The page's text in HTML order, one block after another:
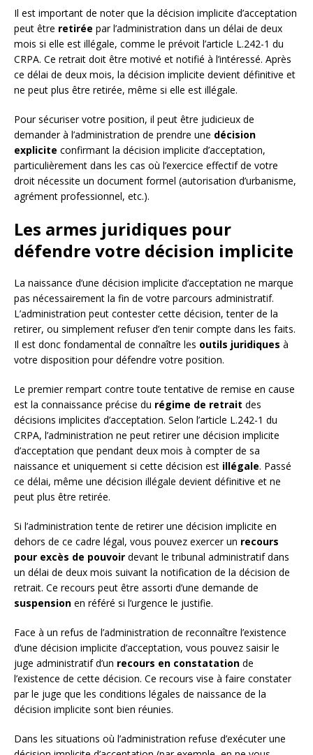
Il est important de noter que la décision implicite d’acceptation
peut être retirée par l’administration dans un délai de deux
mois si elle est illégale, comme le prévoit l’article L.242-1 du
CRPA. Ce retrait doit être motivé et notifié à l’intéressé. Après
ce délai de deux mois, la décision implicite devient définitive et
ne peut plus être retirée, même si elle est illégale.
Pour sécuriser votre position, il peut être judicieux de
demander à l’administration de prendre une décision
explicite confirmant la décision implicite d’acceptation,
particulièrement dans les cas où l’exercice effectif de votre
droit nécessite un document formel (autorisation d’urbanisme,
agrément professionnel, etc.).
Les armes juridiques pour
défendre votre décision implicite
La naissance d’une décision implicite d’acceptation ne marque
pas nécessairement la fin de votre parcours administratif.
L’administration peut contester cette décision, tenter de la
retirer, ou simplement refuser d’en tenir compte dans les faits.
Il est donc fondamental de connaître les outils juridiques à
votre disposition pour défendre votre position.
Le premier rempart contre toute tentative de remise en cause
est la connaissance précise du régime de retrait des
décisions implicites d’acceptation. Selon l’article L.242-1 du
CRPA, l’administration ne peut retirer une décision implicite
d’acceptation que pendant deux mois à compter de sa
naissance et uniquement si cette décision est illégale. Passé
ce délai, même une décision illégale devient définitive et ne
peut plus être retirée.
Si l’administration tente de retirer une décision implicite en
dehors de ce cadre légal, vous pouvez exercer un recours
pour excès de pouvoir devant le tribunal administratif dans
un délai de deux mois suivant la notification de la décision de
retrait. Ce recours peut être assorti d’une demande de
suspension en référé si l’urgence le justifie.
Face à un refus de l’administration de reconnaître l’existence
d’une décision implicite d’acceptation, vous pouvez saisir le
juge administratif d’un recours en constatation de
l’existence de cette décision. Ce recours vise à faire constater
par le juge que les conditions légales de naissance de la
décision implicite sont bien réunies.
Dans les situations où l’administration refuse d’exécuter une